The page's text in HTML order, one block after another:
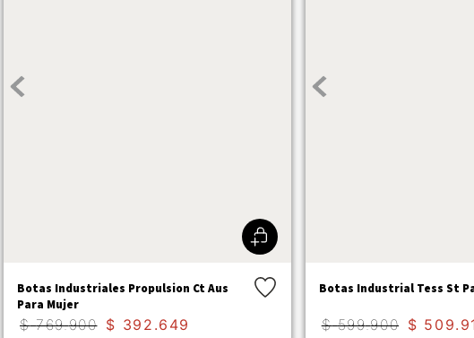
Botas Industriales Propulsion Ct Aus
Para Mujer
$ 769.900 $ 392 .649
Botas Industrial Tess St
$ 599.900 $ 509.